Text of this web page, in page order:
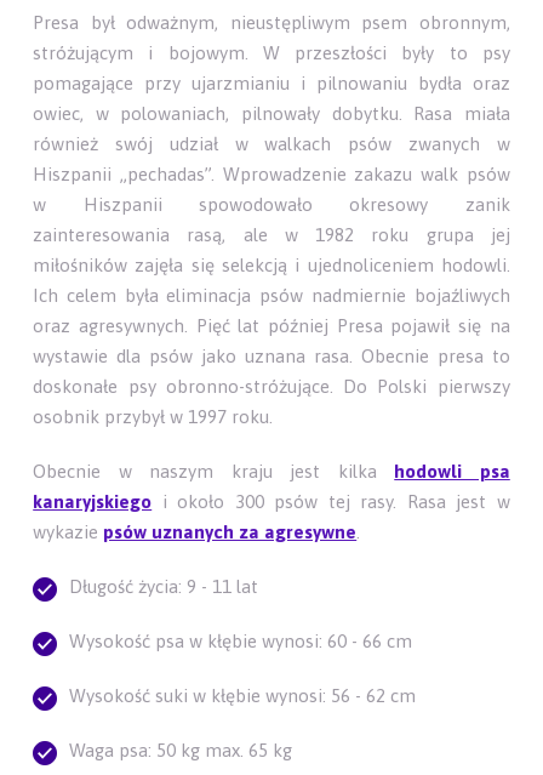
Presa był odważnym, nieustępliwym psem obronnym,
stróżującym i bojowym. W przeszłości były to psy
pomagające przy ujarzmianiu i pilnowaniu bydła oraz
owiec, w polowaniach, pilnowały dobytku. Rasa miała
również swój udział w walkach psów zwanych w
Hiszpanii „pechadas”. Wprowadzenie zakazu walk psów
w Hiszpanii spowodowało okresowy zanik
zainteresowania rasą, ale w 1982 roku grupa jej
miłośników zajęła się selekcją i ujednoliceniem hodowli.
Ich celem była eliminacja psów nadmiernie bojaźliwych
oraz agresywnych. Pięć lat później Presa pojawił się na
wystawie dla psów jako uznana rasa. Obecnie presa to
doskonałe psy obronno-stróżujące. Do Polski pierwszy
osobnik przybył w 1997 roku.
Obecnie w naszym kraju jest kilka hodowli psa
kanaryjskiego i około 300 psów tej rasy. Rasa jest w
wykazie psów uznanych za agresywne
Długość życia: 9 - 11 lat
Wysokość psa w kłębie wynosi: 60 - 66 cm
Wysokość suki w kłębie wynosi: 56 - 62 cm
Waga psa: 50 kg max. 65 kg